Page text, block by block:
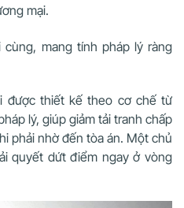
mại.
mang tính pháp lý ràng
được thiết kế theo cơ chế từ
lý, giúp giảm tải tranh chấp
phải nhờ đến tòa án. Một chủ
quyết dứt điểm ngay ở vòng